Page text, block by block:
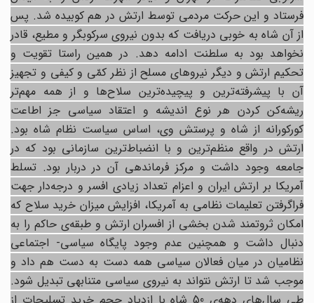
فرستاد و این حرکت مردمی توسط ارتش در هم کوبیده شد. پس
از آن شاه به خوبی دریافت که بدون نیروی سرکوبگر و مطیع، قادر
نخواهد بود به سلطنت ادامه دهد. در همین راستا تقویت و
تحکیم ارتش و دیگر نیروهای مسلح از نظر کمّی و کیفی و تجهیز
آن با پیشرفته‌ترین و پیچیده‌ترین سلاح‌ها و از همه مهم‌تر
ریشه‌کن کردن هر نوع اندیشه و اعتقاد سیاسی جز اطاعت
کورکورانه از شاه و پرستش وی، اساس سیاست نظام شاه بود.
ارتش در واقع منظم‌ترین و با انضباط‌ترین سازمانی بود که در
جامعه وجود داشت و مرکز فرماندهی آن در دربار بود. تسلط
آمریکا بر ارتش ایران و اعزام تعداد زیادی افسر و درجه‌دار جهت
فراگرفتن تعلیمات نظامی به آمریکا، افزایش میزان خرید سلاح که
امکان ثروتمند شدن بخشی از افسران ارتش و طبقه‌ی حاکم را به
دنبال داشت و همچنین عدم وجود پایگاه سیاسی- اجتماعی
نظامیان در میان فعالان سیاسی همه دست به دست هم داد و
موجب شد تا ارتش نتواند به نیروی سیاسی متنابهی تبدیل شود.